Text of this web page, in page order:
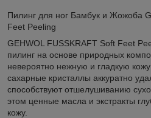
Пилинг для ног Бамбук и Жожоба
Feet Peeling
GEHWOL FUSSKRAFT Soft Feet
пилинг на основе природных
невероятно нежную и гладкую
сахарные кристаллы аккуратно
способствуют отшелушиванию
этом ценные масла и экстракты
кожу.